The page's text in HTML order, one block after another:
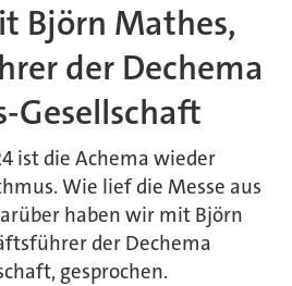
Björn Mathes,
der Dechema
Gesellschaft
ist die Achema wieder
Wie lief die Messe aus
haben wir mit Björn
der Dechema
gesprochen.